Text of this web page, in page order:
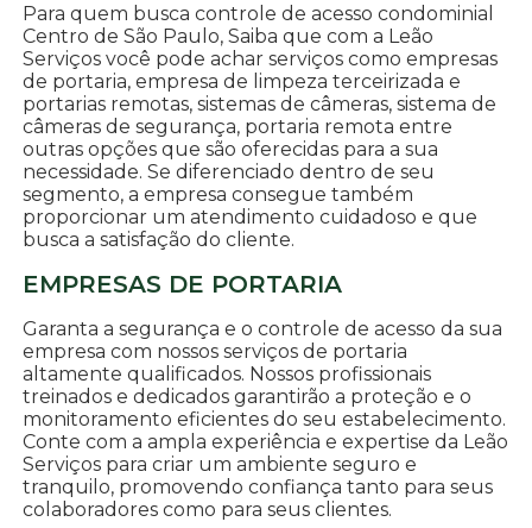
Para quem busca controle de acesso condominial
Centro de São Paulo, Saiba que com a Leão
Serviços você pode achar serviços como empresas
de portaria, empresa de limpeza terceirizada e
portarias remotas, sistemas de câmeras, sistema de
câmeras de segurança, portaria remota entre
outras opções que são oferecidas para a sua
necessidade. Se diferenciado dentro de seu
segmento, a empresa consegue também
proporcionar um atendimento cuidadoso e que
busca a satisfação do cliente.
EMPRESAS DE PORTARIA
Garanta a segurança e o controle de acesso da sua
empresa com nossos serviços de portaria
altamente qualificados. Nossos profissionais
treinados e dedicados garantirão a proteção e o
monitoramento eficientes do seu estabelecimento.
Conte com a ampla experiência e expertise da Leão
Serviços para criar um ambiente seguro e
tranquilo, promovendo confiança tanto para seus
colaboradores como para seus clientes.